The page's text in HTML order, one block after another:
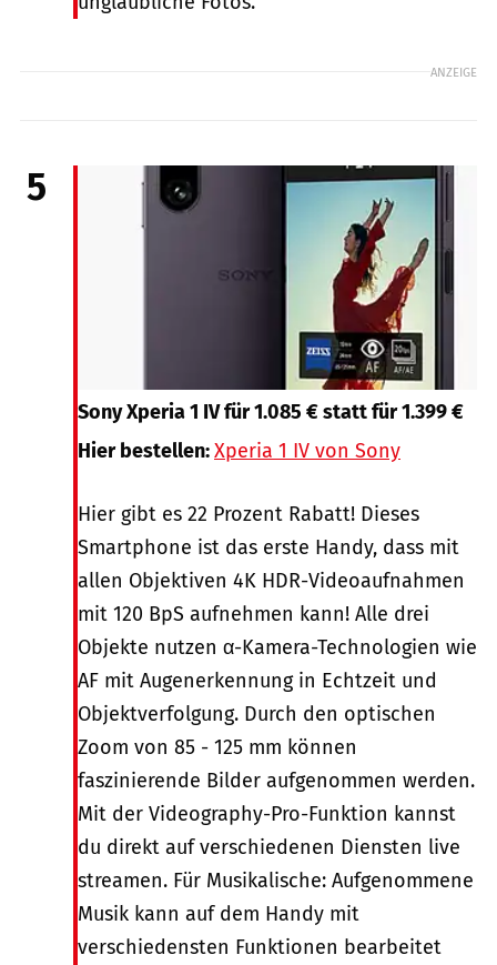
ANZEIGE
5
Sony Xperia 1 IV für 1.085 € statt für 1.399 €
Hier bestellen:Xperia 1 IV von Sony
Hier gibt es 22 Prozent Rabatt! Dieses
Smartphone ist das erste Handy, dass mit
allen Objektiven 4K HDR-Videoaufnahmen
mit 120 BpS aufnehmen kann! Alle drei
Objekte nutzen α-Kamera-Technologien wie
AF mit Augenerkennung in Echtzeit und
Objektverfolgung. Durch den optischen
Zoom von 85 - 125 mm können
faszinierende Bilder aufgenommen werden.
Mit der Videography-Pro-Funktion kannst
du direkt auf verschiedenen Diensten live
streamen. Für Musikalische: Aufgenommene
Musik kann auf dem Handy mit
verschiedensten Funktionen bearbeitet